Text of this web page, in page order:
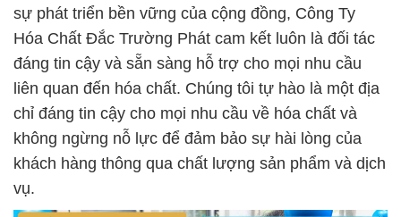
sự phát triển bền vững của cộng đồng, Công Ty
Hóa Chất Đắc Trường Phát cam kết luôn là đối tác
đáng tin cậy và sẵn sàng hỗ trợ cho mọi nhu cầu
liên quan đến hóa chất. Chúng tôi tự hào là một địa
chỉ đáng tin cậy cho mọi nhu cầu về hóa chất và
không ngừng nỗ lực để đảm bảo sự hài lòng của
khách hàng thông qua chất lượng sản phẩm và dịch
vụ.